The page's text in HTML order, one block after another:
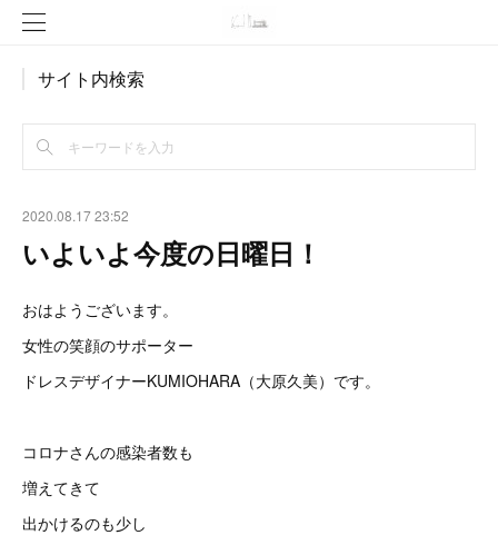
サイト内検索
2020.08.17 23:52
いよいよ今度の日曜日！
おはようございます。
女性の笑顔のサポーター
ドレスデザイナーKUMIOHARA（大原久美）です。
コロナさんの感染者数も
増えてきて
出かけるのも少し